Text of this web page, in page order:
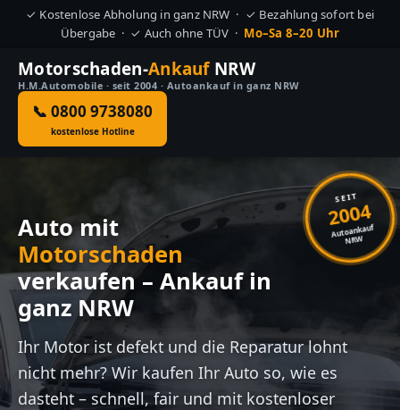
✓ Kostenlose Abholung in ganz NRW · ✓ Bezahlung sofort bei
Übergabe · ✓ Auch ohne TÜV · Mo–Sa 8–20 Uhr
Motorschaden-AnkaufNRW
H.M.Automobile · seit 2004 · Autoankauf in ganz NRW
📞 0800 9738080
kostenlose Hotline
SEIT
2004
Autoankauf
NRW
Auto mit
Motorschaden
verkaufen – Ankauf in
ganz NRW
Ihr Motor ist defekt und die Reparatur lohnt
nicht mehr? Wir kaufen Ihr Auto so, wie es
dasteht – schnell, fair und mit kostenloser